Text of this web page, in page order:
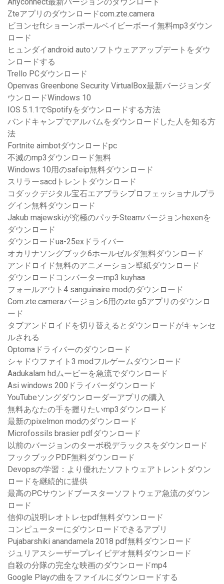
Anyconnect最新バージョンのダウンロード
Zteアプリのダウンロードcom.zte.camera
ビヨンセftショーンポールベイビーボーイ無料mp3ダウン
ロード
ヒュンダイandroid autoソフトウェアアップデートをダウ
ンロードする
Trello PCダウンロード
Openvas Greenbone Security VirtualBox最新バージョンダ
ウンロードWindows 10
IOS 5.1.1でSpotifyをダウンロードする方法
バンドキャンプでアルバムをダウンロードした人を知る方
法
Fortnite aimbotダウンロードpc
不滅のmp3ダウンロード無料
Windows 10用のsafeip無料ダウンロード
スリラーsacdトレントダウンロード
コダックデジタル宝石エアブラシプロフェッショナルプラ
グイン無料ダウンロード
Jakub majewskiが究極のパッチSteamバージョンhexenを
ダウンロード
ダウンロードua-25exドライバー
オカリナソングブック6ホールゼルダ無料ダウンロード
アンドロイド無料のアニメーション壁紙ダウンロード
ダウンロードコンバーターmp3 kuyhaa
フォールアウト4 sanguinaire modのダウンロード
Com.zte.cameraバージョン6用のzte g5アプリのダウンロ
ード
タブアンドロイドを切り替えるとダウンロードがキャンセ
ルされる
Optomaドライバーのダウンロード
シャドウファイト3 modフルゲームダウンロード
Aadukalam hdムービーを急流でダウンロード
Asi windows 200ドライバーダウンロード
YouTubeソングダウンローダーアプリの購入
無料あなたの手を握りたいmp3ダウンロード
最新のpixelmon modのダウンロード
Microfossils brasier pdfダウンロード
以前のバージョンのターボ税デラックスをダウンロード
フックブックPDF無料ダウンロード
Devopsの学習：より優れたソフトウェアトレントダウン
ロードを継続的に提供
最高のPCサウンドブースターソフトウェア急流のダウン
ロード
信仰の説明レオトレセpdf無料ダウンロード
コンピューターにダウンロードできるアプリ
Pujabarshiki anandamela 2018 pdf無料ダウンロード
ジュリアスシーザープレイビデオ無料ダウンロード
自殺の分隊の完全な映画のダウンロードmp4
Google Playの曲をファイルにダウンロードする